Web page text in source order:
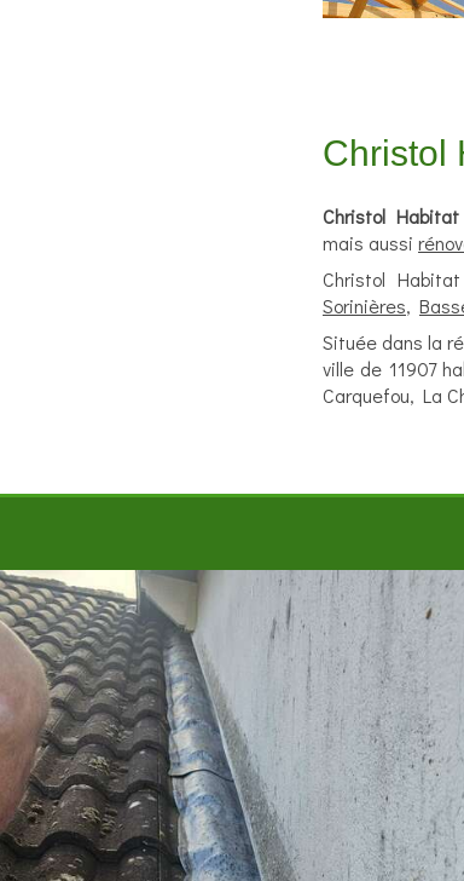
Christol
Christol Habitat
mais aussi
Christol
Sorinières,
Située dans la
ville de 11907
Carquefou, La